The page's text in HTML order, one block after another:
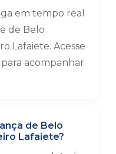
em tempo real
de Belo
Lafaiete. Acesse
para acompanhar
de Belo
Lafaiete?